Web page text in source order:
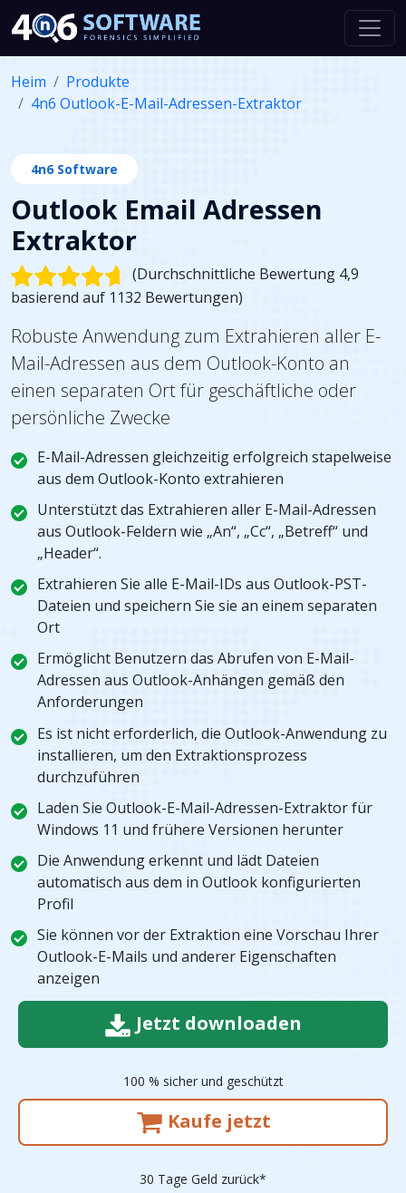
Heim
Produkte
4n6 Outlook-E-Mail-Adressen-Extraktor
4n6 Software
Outlook Email Adressen
Extraktor
(Durchschnittliche Bewertung 4,9
basierend auf 1132 Bewertungen)
Robuste Anwendung zum Extrahieren aller E-
Mail-Adressen aus dem Outlook-Konto an
einen separaten Ort für geschäftliche oder
persönliche Zwecke
E-Mail-Adressen gleichzeitig erfolgreich stapelweise
aus dem Outlook-Konto extrahieren
Unterstützt das Extrahieren aller E-Mail-Adressen
aus Outlook-Feldern wie „An“, „Cc“, „Betreff“ und
„Header“.
Extrahieren Sie alle E-Mail-IDs aus Outlook-PST-
Dateien und speichern Sie sie an einem separaten
Ort
Ermöglicht Benutzern das Abrufen von E-Mail-
Adressen aus Outlook-Anhängen gemäß den
Anforderungen
Es ist nicht erforderlich, die Outlook-Anwendung zu
installieren, um den Extraktionsprozess
durchzuführen
Laden Sie Outlook-E-Mail-Adressen-Extraktor für
Windows 11 und frühere Versionen herunter
Die Anwendung erkennt und lädt Dateien
automatisch aus dem in Outlook konfigurierten
Profil
Sie können vor der Extraktion eine Vorschau Ihrer
Outlook-E-Mails und anderer Eigenschaften
anzeigen
Jetzt downloaden
100 % sicher und geschützt
Kaufe jetzt
30 Tage Geld zurück*